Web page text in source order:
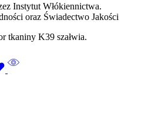
Instytut Włókiennictwa.
oraz Świadectwo Jakości
tkaniny K39 szałwia.